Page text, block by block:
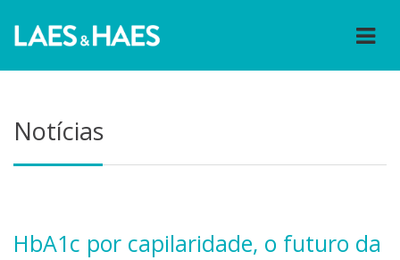
Notícias
HbA1c por capilaridade, o futuro da